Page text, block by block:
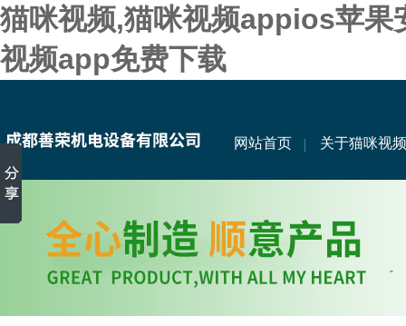
猫咪视频,猫咪视频appios苹果
视频app免费下载
网站首页 关于猫咪视频